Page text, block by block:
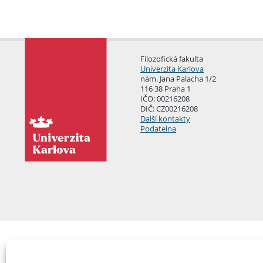
Filozofická fakulta
Univerzita Karlova
nám. Jana Palacha 1/2
116 38 Praha 1
IČO: 00216208
DIČ: CZ00216208
Další kontakty
Podatelna